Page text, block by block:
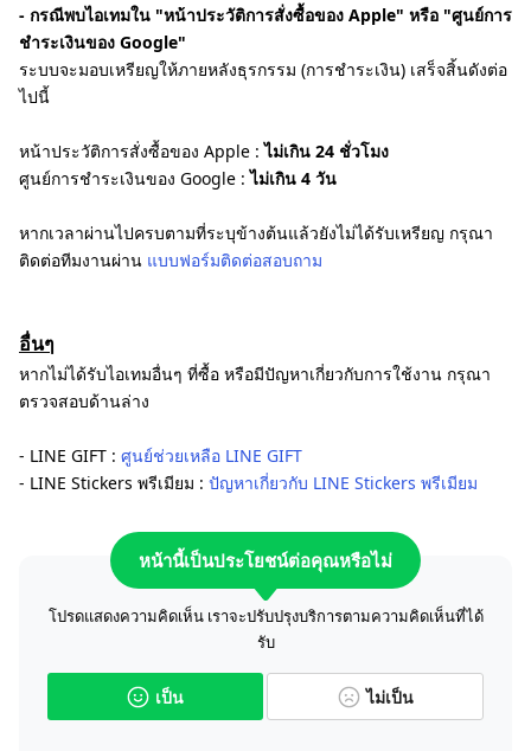
- กรณีพบไอเทมใน "หน้าประวัติการสั่งซื้อของ Apple" หรือ "ศูนย์การ
ชำระเงินของ Google"
ระบบจะมอบเหรียญให้ภายหลังธุรกรรม (การชำระเงิน) เสร็จสิ้นดังต่อ
ไปนี้
หน้าประวัติการสั่งซื้อของ Apple :ไม่เกิน 24 ชั่วโมง
ศูนย์การชำระเงินของ Google : ไม่เกิน 4 วัน
หากเวลาผ่านไปครบตามที่ระบุข้างต้นแล้วยังไม่ได้รับเหรียญ กรุณา
ติดต่อทีมงานผ่าน แบบฟอร์มติดต่อสอบถาม
อื่นๆ
หากไม่ได้รับไอเทมอื่นๆ ที่ซื้อ หรือมีปัญหาเกี่ยวกับการใช้งาน กรุณา
ตรวจสอบด้านล่าง
- LINE GIFT : ศูนย์ช่วยเหลือ LINE GIFT
- LINE Stickers พรีเมียม : ปัญหาเกี่ยวกับ LINE Stickers พรีเมียม
หน้านี้เป็นประโยชน์ต่อคุณหรือไม่
โปรดแสดงความคิดเห็น เราจะปรับปรุงบริการตามความคิดเห็นที่ได้
รับ
เป็น ไม่เป็น